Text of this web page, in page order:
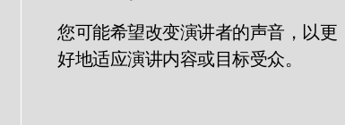
您可能希望改变演讲者的声音，以更
好地适应演讲内容或目标受众。